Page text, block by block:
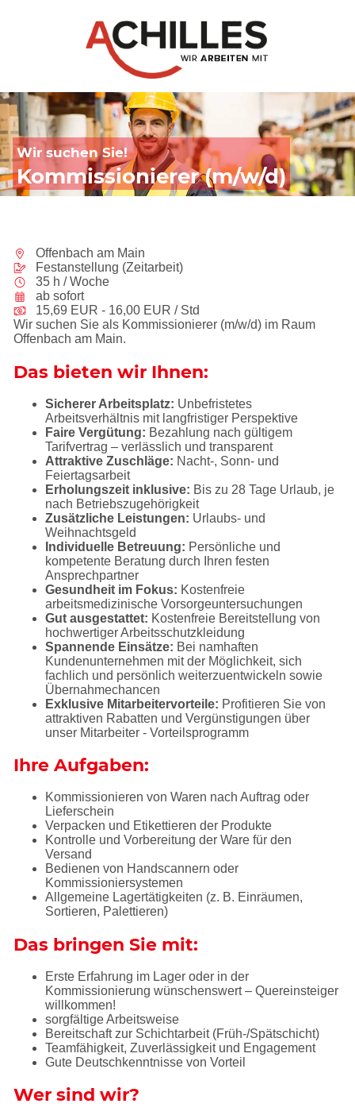
Wir suchen Sie!
Kommissionierer (m/w/d)
Offenbach am Main
Festanstellung (Zeitarbeit)
35 h / Woche
ab sofort
15,69 EUR - 16,00 EUR / Std
Wir suchen Sie als Kommissionierer (m/w/d) im Raum
Offenbach am Main.
Das bieten wir Ihnen:
Sicherer Arbeitsplatz: Unbefristetes
Arbeitsverhältnis mit langfristiger Perspektive
Faire Vergütung: Bezahlung nach gültigem
Tarifvertrag – verlässlich und transparent
Attraktive Zuschläge: Nacht-, Sonn- und
Feiertagsarbeit
Erholungszeit inklusive: Bis zu 28 Tage Urlaub, je
nach Betriebszugehörigkeit
Zusätzliche Leistungen: Urlaubs- und
Weihnachtsgeld
Individuelle Betreuung: Persönliche und
kompetente Beratung durch Ihren festen
Ansprechpartner
Gesundheit im Fokus: Kostenfreie
arbeitsmedizinische Vorsorgeuntersuchungen
Gut ausgestattet: Kostenfreie Bereitstellung von
hochwertiger Arbeitsschutzkleidung
Spannende Einsätze: Bei namhaften
Kundenunternehmen mit der Möglichkeit, sich
fachlich und persönlich weiterzuentwickeln sowie
Übernahmechancen
Exklusive Mitarbeitervorteile: Profitieren Sie von
attraktiven Rabatten und Vergünstigungen über
unser Mitarbeiter - Vorteilsprogramm
Ihre Aufgaben:
Kommissionieren von Waren nach Auftrag oder
Lieferschein
Verpacken und Etikettieren der Produkte
Kontrolle und Vorbereitung der Ware für den
Versand
Bedienen von Handscannern oder
Kommissioniersystemen
Allgemeine Lagertätigkeiten (z. B. Einräumen,
Sortieren, Palettieren)
Das bringen Sie mit:
Erste Erfahrung im Lager oder in der
Kommissionierung wünschenswert – Quereinsteiger
willkommen!
sorgfältige Arbeitsweise
Bereitschaft zur Schichtarbeit (Früh-/Spätschicht)
Teamfähigkeit, Zuverlässigkeit und Engagement
Gute Deutschkenntnisse von Vorteil
Wer sind wir?